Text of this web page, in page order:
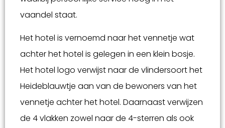
vaandel staat.
Het hotel is vernoemd naar het vennetje wat
achter het hotel is gelegen in een klein bosje.
Het hotel logo verwijst naar de vlindersoort het
Heideblauwtje aan van de bewoners van het
vennetje achter het hotel. Daarnaast verwijzen
de 4 vlakken zowel naar de 4-sterren als ook